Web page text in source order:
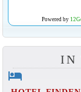
Powered by
IN
hotel